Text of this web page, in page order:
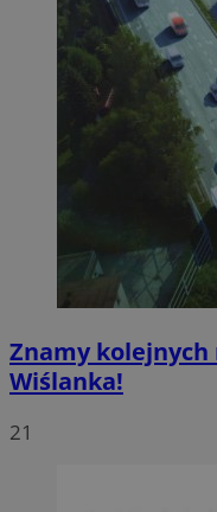
Znamy
Wiślanka!
21